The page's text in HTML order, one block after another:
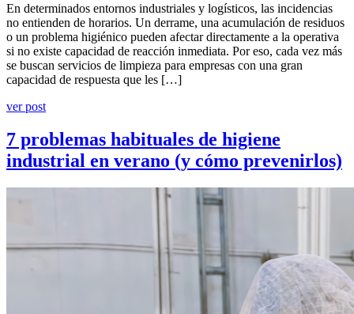
En determinados entornos industriales y logísticos, las incidencias
no entienden de horarios. Un derrame, una acumulación de residuos
o un problema higiénico pueden afectar directamente a la operativa
si no existe capacidad de reacción inmediata. Por eso, cada vez más
se buscan servicios de limpieza para empresas con una gran
capacidad de respuesta que les […]
ver post
7 problemas habituales de higiene
industrial en verano (y cómo prevenirlos)